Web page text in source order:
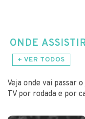
ONDE
+ VER TODOS
Veja onde vai passar
TV por rodada e por